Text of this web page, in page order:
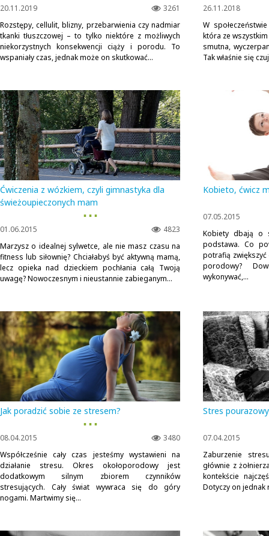
3261
20.11.2019
Rozstępy, cellulit, blizny, przebarwienia czy nadmiar
tkanki tłuszczowej – to tylko niektóre z możliwych
niekorzystnych konsekwencji ciąży i porodu. To
wspaniały czas, jednak może on skutkować...
26.11.2018
W
która ze
smutna,
Tak właśnie się
Ćwiczenia z wózkiem, czyli gimnastyka dla
świeżoupieczonych mam
▪ ▪ ▪
4823
01.06.2015
Marzysz o idealnej sylwetce, ale nie masz czasu na
fitness lub siłownię? Chciałabyś być aktywną mamą,
lecz opieka nad dzieckiem pochłania całą Twoją
uwagę? Nowoczesnym i nieustannie zabieganym...
Kobieto, ćwicz
07.05.2015
Kobiety dbają o
podstawa. Co
potrafią
porodowy?
wykonywać,...
Jak poradzić sobie ze stresem?
▪ ▪ ▪
3480
08.04.2015
Współcześnie cały czas jesteśmy wystawieni na
działanie stresu. Okres okołoporodowy jest
dodatkowym silnym zbiorem czynników
stresujących. Cały świat wywraca się do góry
nogami. Martwimy się...
Stres pourazowy
07.04.2015
Zaburzenie
głównie z
kontekście
Dotyczy on jednak